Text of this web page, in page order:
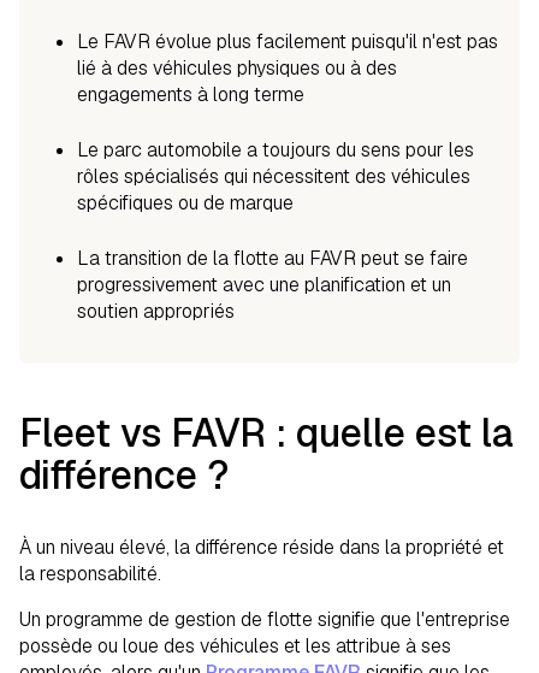
Le FAVR évolue plus facilement puisqu'il n'est pas
lié à des véhicules physiques ou à des
engagements à long terme
Le parc automobile a toujours du sens pour les
rôles spécialisés qui nécessitent des véhicules
spécifiques ou de marque
La transition de la flotte au FAVR peut se faire
progressivement avec une planification et un
soutien appropriés
Fleet vs FAVR : quelle est la
différence ?
À un niveau élevé, la différence réside dans la propriété et
la responsabilité.
Un programme de gestion de flotte signifie que l'entreprise
possède ou loue des véhicules et les attribue à ses